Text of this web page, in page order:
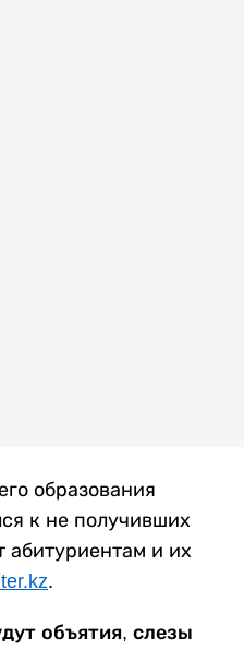
образования
к не получивших
абитуриентам и их
.
объятия, слезы